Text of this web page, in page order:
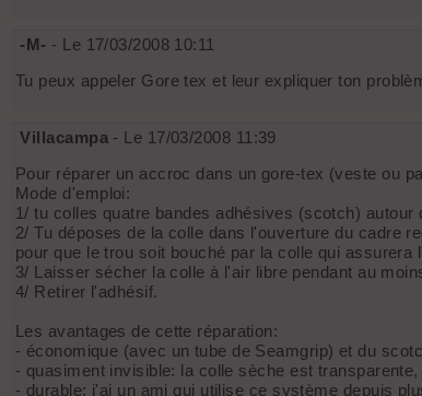
-M- - Le 17/03/2008 10:11
Tu peux appeler Gore tex et leur expliquer ton
Villacampa- Le 17/03/2008 11:39
Pour réparer un accroc dans un gore-tex (veste ou
Mode d'emploi:
1/ tu colles quatre bandes adhésives (scotch)
2/ Tu déposes de la colle dans l'ouverture du cadre
pour que le trou soit bouché par la colle qui assurera
3/ Laisser sécher la colle à l'air libre pendant au
4/ Retirer l'adhésif.
Les avantages de cette réparation:
- économique (avec un tube de Seamgrip) et du
- quasiment invisible: la colle sèche est
- durable: j'ai un ami qui utilise ce système depuis